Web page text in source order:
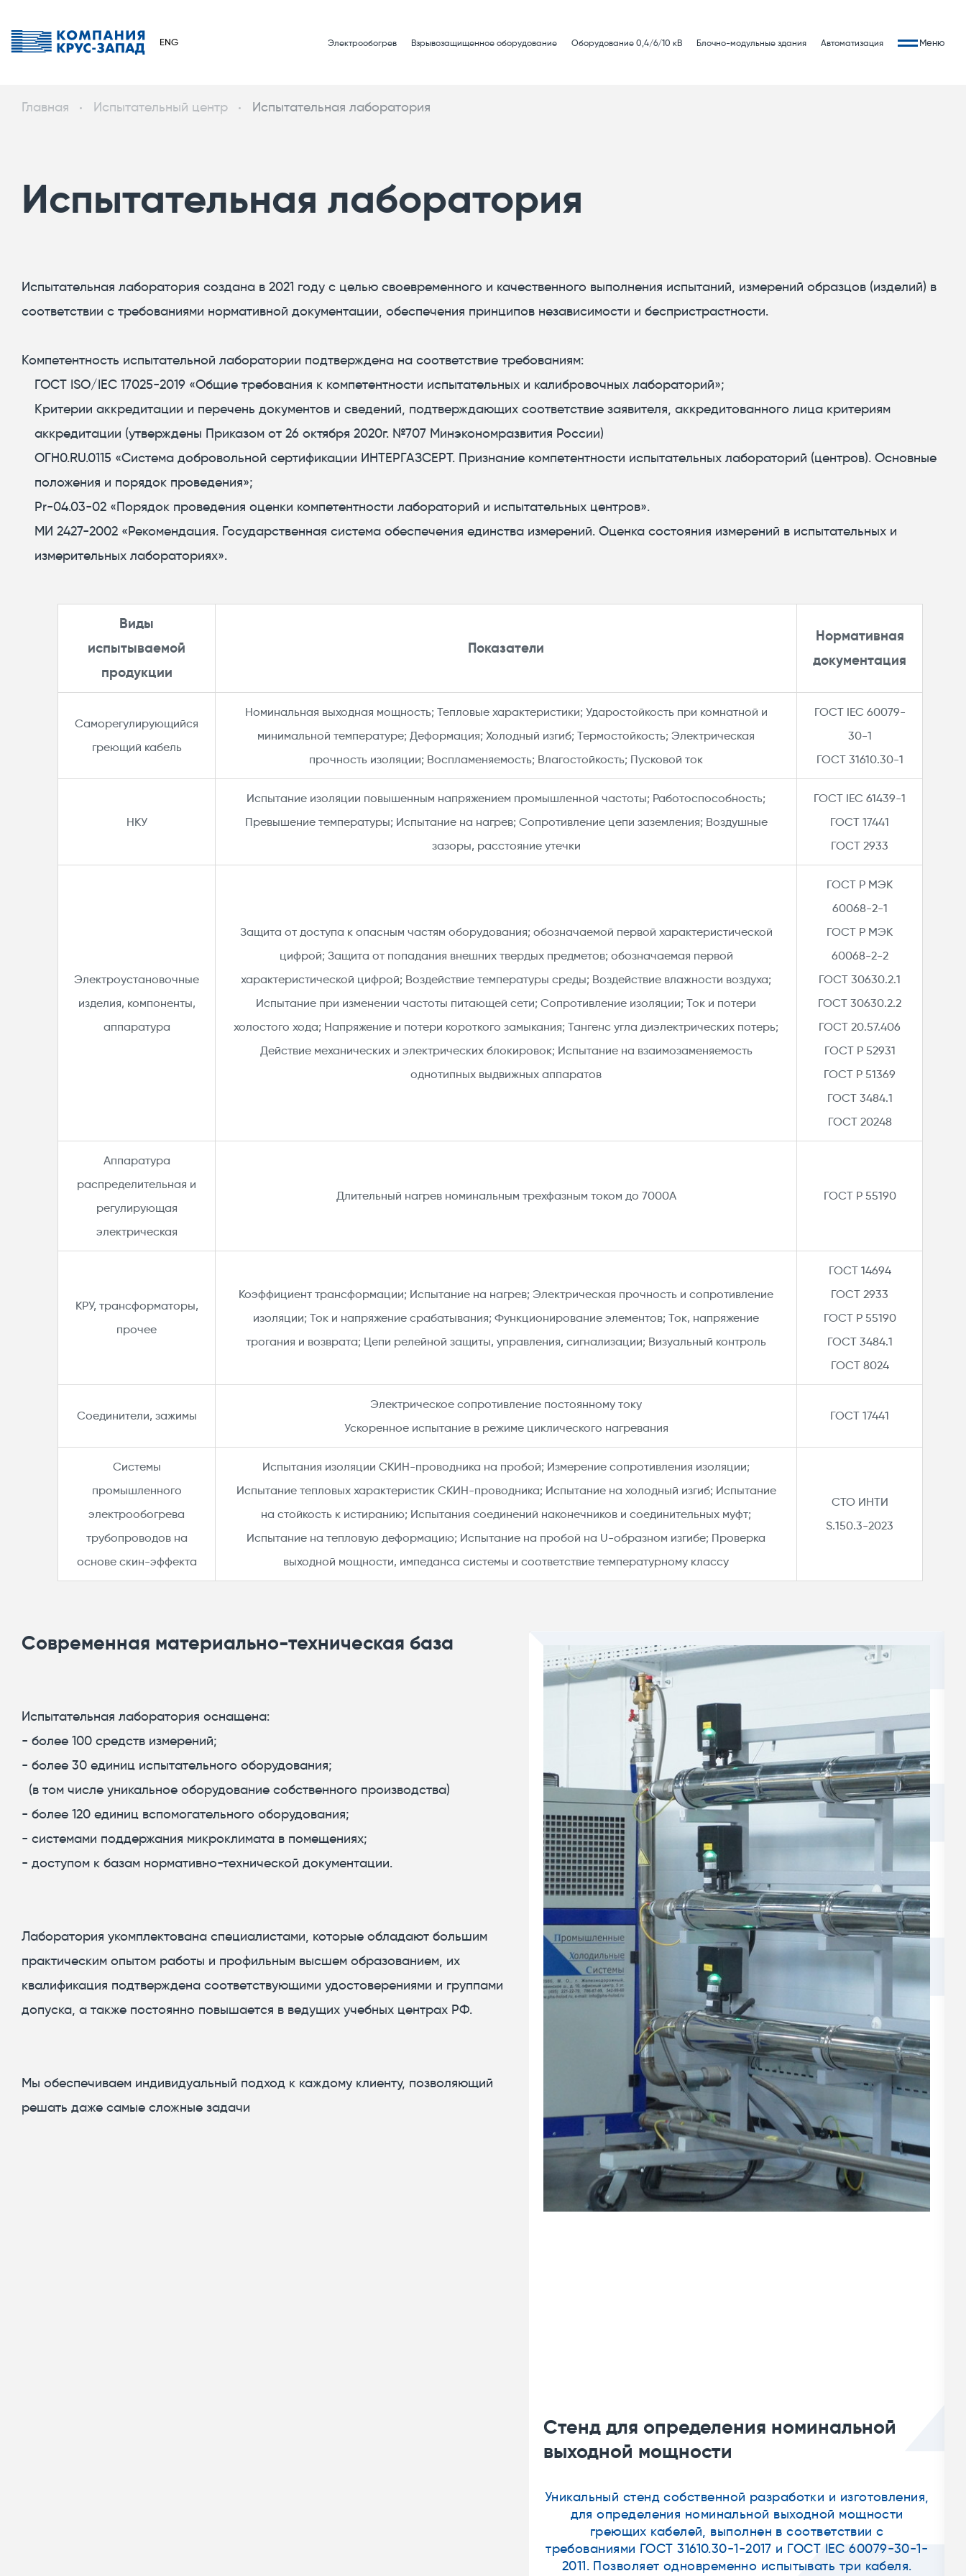
ENG Электрообогрев Взрывозащищенное оборудование Оборудование 0,4/6/10 кВ Блочно-модульные здания Автоматизация Меню
Главная Испытательный центр Испытательная лаборатория
Испытательная лаборатория
Испытательная лаборатория создана в 2021 году с целью своевременного и качественного выполнения испытаний, измерений образцов (изделий) в
соответствии с требованиями нормативной документации, обеспечения принципов независимости и беспристрастности.​
Компетентность испытательной лаборатории подтверждена на соответствие требованиям:
ГОСТ ISO/IEC 17025-2019 «Общие требования к компетентности испытательных и калибровочных лабораторий»;
Критерии аккредитации и перечень документов и сведений, подтверждающих соответствие заявителя, аккредитованного лица критериям
аккредитации (утверждены Приказом от 26 октября 2020г. №707 Минэкономразвития России)
ОГН0.RU.0115 «Система добровольной сертификации ИНТЕРГАЗСЕРТ. Признание компетентности испытательных лабораторий (центров). Основные
положения и порядок проведения»;
Pr-04.03-02 «Порядок проведения оценки компетентности лабораторий и испытательных центров».
МИ 2427-2002 «Рекомендация. Государственная система обеспечения единства измерений. Оценка состояния измерений в испытательных и
измерительных лабораториях».
Виды
испытываемой
продукции
Показатели
Нормативная
документация
Саморегулирующийся
греющий кабель​
Номинальная выходная мощность; Тепловые характеристики; Ударостойкость при комнатной и
минимальной температуре; Деформация; Холодный изгиб; Термостойкость; Электрическая
прочность изоляции; Воспламеняемость; Влагостойкость; Пусковой ток​
ГОСТ IEC 60079-
30-1 ​
ГОСТ 31610.30-1
НКУ
Испытание изоляции повышенным напряжением промышленной частоты; Работоспособность;
Превышение температуры; Испытание на нагрев; Сопротивление цепи заземления; Воздушные
зазоры, расстояние утечки​
ГОСТ IEC 61439-1
ГОСТ 17441
ГОСТ 2933
Электроустановочные
изделия, компоненты,
аппаратура
Защита от доступа к опасным частям оборудования; обозначаемой первой характеристической
цифрой; Защита от попадания внешних твердых предметов; обозначаемая первой
характеристической цифрой; Воздействие температуры среды; Воздействие влажности воздуха;
Испытание при изменении частоты питающей сети; Сопротивление изоляции; Ток и потери
холостого хода; Напряжение и потери короткого замыкания; Тангенс угла диэлектрических потерь;
Действие механических и электрических блокировок; Испытание на взаимозаменяемость
однотипных выдвижных аппаратов​
ГОСТ Р МЭК
60068-2-1​
ГОСТ Р МЭК
60068-2-2​
ГОСТ 30630.2.1​
ГОСТ 30630.2.2​
ГОСТ 20.57.406​
ГОСТ Р 52931​
ГОСТ Р 51369​
ГОСТ 3484.1​
ГОСТ 20248​
Аппаратура
распределительная и
регулирующая
электрическая
Длительный нагрев номинальным трехфазным током до 7000А ГОСТ Р 55190​
КРУ, трансформаторы,
прочее​
Коэффициент трансформации; Испытание на нагрев; Электрическая прочность и сопротивление
изоляции; Ток и напряжение срабатывания; Функционирование элементов; Ток, напряжение
трогания и возврата; Цепи релейной защиты, управления, сигнализации; Визуальный контроль​
ГОСТ 14694​
ГОСТ 2933​
ГОСТ Р 55190​
ГОСТ 3484.1​
ГОСТ 8024​
Соединители, зажимы
Электрическое сопротивление постоянному току​
Ускоренное испытание в режиме циклического нагревания​
ГОСТ 17441​
Системы
промышленного
электрообогрева
трубопроводов на
основе скин-эффекта
Испытания изоляции СКИН-проводника на пробой; Измерение сопротивления изоляции;
Испытание тепловых характеристик СКИН-проводника; Испытание на холодный изгиб; Испытание
на стойкость к истиранию; Испытания соединений наконечников и соединительных муфт;
Испытание на тепловую деформацию; Испытание на пробой на U-образном изгибе; Проверка
выходной мощности, импеданса системы и соответствие температурному классу
СТО ИНТИ
S.150.3-2023
Современная материально-техническая база
Испытательная лаборатория оснащена:
- более 100 средств измерений;
- более 30 единиц испытательного оборудования;
(в том числе уникальное оборудование собственного производства)
- более 120 единиц вспомогательного оборудования;
- системами поддержания микроклимата в помещениях;
- доступом к базам нормативно-технической документации.
Лаборатория укомплектована специалистами, которые обладают большим
практическим опытом работы и профильным высшем образованием, их
квалификация подтверждена соответствующими удостоверениями и группами
допуска, а также постоянно повышается в ведущих учебных центрах РФ.​
Мы обеспечиваем индивидуальный подход к каждому клиенту, позволяющий
решать даже самые сложные задачи​
Уникальный стенд собственной разработки и изготовления,
Испытательная система для прогрузки
Предназначена для испытания электрооборудования на
нагрев токоведущих частей, металлоконструкций, воздуха
внутри шкафа и элементов доступных для прикосновения.